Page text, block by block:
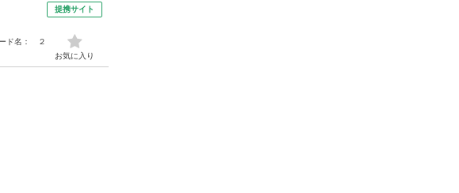
ド名： ２
提携サイト
お気に入り